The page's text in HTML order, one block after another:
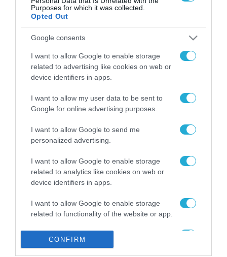
Purposes for which it was collected.
Opted Out
Google consents
I want to allow Google to enable storage
related to advertising like cookies on web or
device identifiers in apps.
I want to allow my user data to be sent to
Google for online advertising purposes.
I want to allow Google to send me
personalized advertising.
I want to allow Google to enable storage
related to analytics like cookies on web or
device identifiers in apps.
I want to allow Google to enable storage
related to functionality of the website or app.
related to personalization.
CONFIRM
ΡΟΗ ΕΙΔΗΣΕΩΝ
Το χρηματοδοτούμενο
από την ΕΕ έργο “The
ενισχύει την ασφάλεια
των παιδιών στο
διαδίκτυο
31.07.2026
για τα πρόστιμα σε
παραβάσεις που
αφορούν τους ΦΗΜ
Σ. Καλαφάτης: «Η
δεν είναι απλώς μια
νέα τεχνολογία, είναι
μια νέα βιομηχανική
31.07.2026
Νέος οδηγός του ΕΚΤ
για τη χρηματοδότηση
των ελληνικών
επιχειρήσεων στον
χώρο της άμυνας
31.07.2026